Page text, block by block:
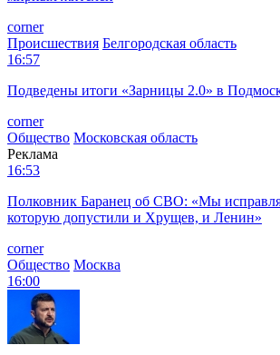
corner
Происшествия Белгородская область
16:57
Подведены итоги «Зарницы 2.0» в
corner
Общество Московская область
Реклама
16:53
Полковник Баранец об СВО: «Мы
которую допустили и Хрущев, и Ленин»
corner
Общество Москва
16:00